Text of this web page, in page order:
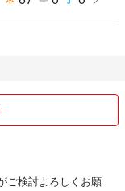
ご検討よろしくお願